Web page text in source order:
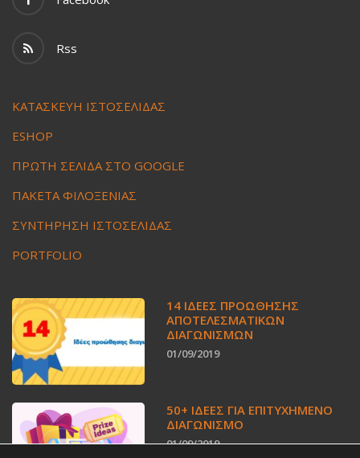
Rss
ΚΑΤΑΣΚΕΥΗ ΙΣΤΟΣΕΛΙΔΑΣ
ESHOP
ΠΡΩΤΗ ΣΕΛΙΔΑ ΣΤΟ GOOGLE
ΠΑΚΕΤΑ ΦΙΛΟΞΕΝΙΑΣ
ΣΥΝΤΗΡΗΣΗ ΙΣΤΟΣΕΛΙΔΑΣ
PORTFOLIO
14 ΙΔΈΕΣ ΠΡΟΏΘΗΣΗΣ
ΑΠΟΤΕΛΕΣΜΑΤΙΚΏΝ
ΔΙΑΓΩΝΙΣΜΏΝ
01/09/2019
50+ ΙΔΕΕΣ ΓΙΑ ΕΠΙΤΥΧΗΜΕΝΟ
ΔΙΑΓΩΝΙΣΜΟ
01/09/2019